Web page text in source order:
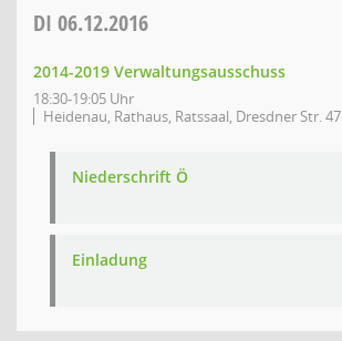
DI 06.12.2016
2014-2019 Verwaltungsausschuss
18:30-19:05 Uhr
Heidenau, Rathaus, Ratssaal, Dresdner Str. 47
Niederschrift Ö
Einladung